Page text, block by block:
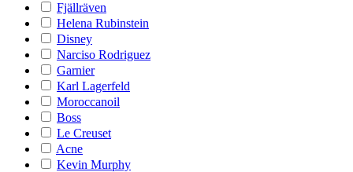
Fjällräven
Helena Rubinstein
Disney
Narciso Rodriguez
Garnier
Karl Lagerfeld
Moroccanoil
Boss
Le Creuset
Acne
Kevin Murphy